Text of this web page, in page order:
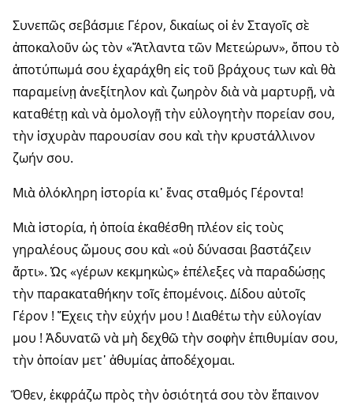
Συνεπῶς σεβάσμιε Γέρον, δικαίως οἱ ἐν Σταγοῖς σὲ
ἀποκαλοῦν ὡς τὸν «Ἄτλαντα τῶν Μετεώρων», ὅπου τὸ
ἀποτύπωμά σου ἐχαράχθη εἰς τοῦ βράχους των καὶ θὰ
παραμείνῃ ἀνεξίτηλον καὶ ζωηρὸν διὰ νὰ μαρτυρῇ, νὰ
καταθέτῃ καὶ νὰ ὁμολογῇ τὴν εὐλογητὴν πορείαν σου,
τὴν ἰσχυρὰν παρουσίαν σου καὶ τὴν κρυστάλλινον
ζωήν σου.
Μιὰ ὁλόκληρη ἱστορία κι᾿ ἕνας σταθμός Γέροντα!
Μιὰ ἱστορία, ἡ ὁποία ἐκαθέσθη πλέον εἰς τοὺς
γηραλέους ὤμους σου καὶ «οὐ δύνασαι βαστάζειν
ἄρτι». Ὡς «γέρων κεκμηκὼς» ἐπέλεξες νὰ παραδώσῃς
τὴν παρακαταθήκην τοῖς ἑπομένοις. Δίδου αὐτοῖς
Γέρον ! Ἔχεις τὴν εὐχήν μου ! Διαθέτω τὴν εὐλογίαν
μου ! Ἀδυνατῶ νὰ μὴ δεχθῶ τὴν σοφὴν ἐπιθυμίαν σου,
τὴν ὁποίαν μετ᾿ ἀθυμίας ἀποδέχομαι.
Ὅθεν, ἐκφράζω πρὸς τὴν ὁσιότητά σου τὸν ἔπαινον